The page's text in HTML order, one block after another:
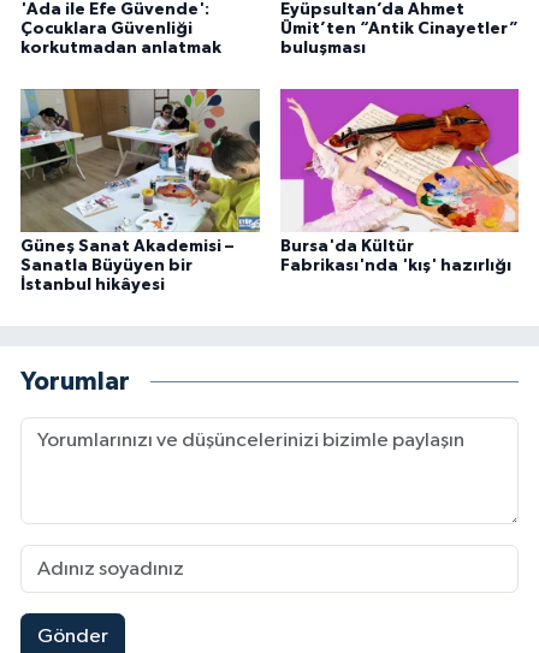
'Ada ile Efe Güvende':
Çocuklara Güvenliği
korkutmadan anlatmak
Eyüpsultan’da Ahmet
Ümit’ten “Antik Cinayetler”
buluşması
Güneş Sanat Akademisi –
Sanatla Büyüyen bir
İstanbul hikâyesi
Bursa'da Kültür
Fabrikası'nda 'kış' hazırlığı
Yorumlar
Gönder